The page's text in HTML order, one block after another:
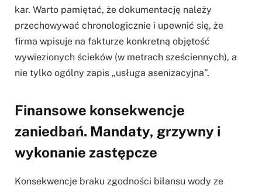
kar. Warto pamiętać, że dokumentację należy
przechowywać chronologicznie i upewnić się, że
firma wpisuje na fakturze konkretną objętość
wywiezionych ścieków (w metrach sześciennych), a
nie tylko ogólny zapis „usługa asenizacyjna”.
Finansowe konsekwencje
zaniedbań. Mandaty, grzywny i
wykonanie zastępcze
Konsekwencje braku zgodności bilansu wody ze